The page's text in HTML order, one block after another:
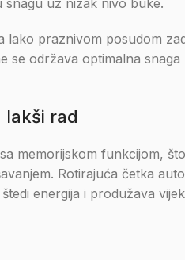
uz nizak nivo buke.
lako praznivom posudom
se održava optimalna
lakši rad
memorijskom funkcijom,
Rotirajuća četka
energija i produžava